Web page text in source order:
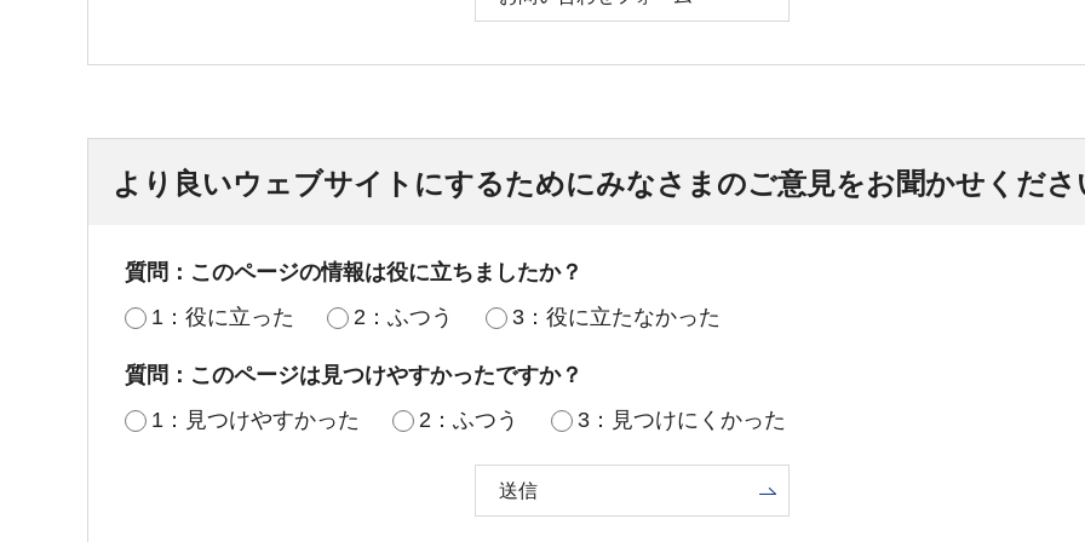
より良いウェブサイトにするためにみなさまのご意見をお聞かせくださ
質問：このページの情報は役に立ちましたか？
1：役に立った
2：ふつう 3：役に立たなかった
質問：このページは見つけやすかったですか？
1：見つけやすかった
2：ふつう 3：見つけにくかった